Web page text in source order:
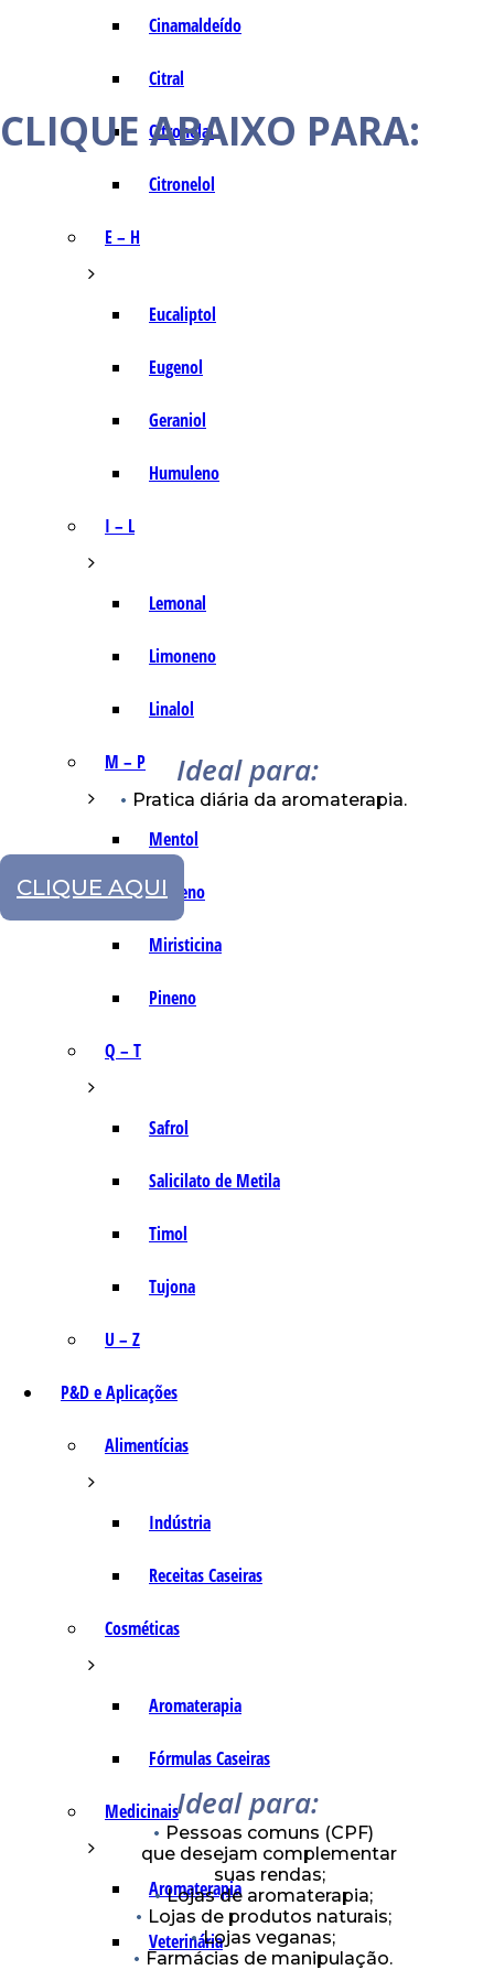
Cinamaldeído
Citral
Citronelal
Citronelol
E – H
Eucaliptol
Eugenol
Geraniol
Humuleno
I – L
Lemonal
Limoneno
Linalol
M – P
Mentol
Mirceno
Miristicina
Pineno
Q – T
Safrol
Salicilato de Metila
Timol
Tujona
U – Z
P&D e Aplicações
Alimentícias
Indústria
Receitas Caseiras
Cosméticas
Aromaterapia
Fórmulas Caseiras
Medicinais
Aromaterapia
Veterinária
CLIQUE ABAIXO PARA:
Ideal para:
Pratica diária da aromaterapia.
CLIQUE AQUI
Ideal para:
Pessoas comuns (CPF)
que desejam complementar
suas rendas;
Lojas de aromaterapia;
Lojas de produtos naturais;
Lojas veganas;
Farmácias de manipulação.